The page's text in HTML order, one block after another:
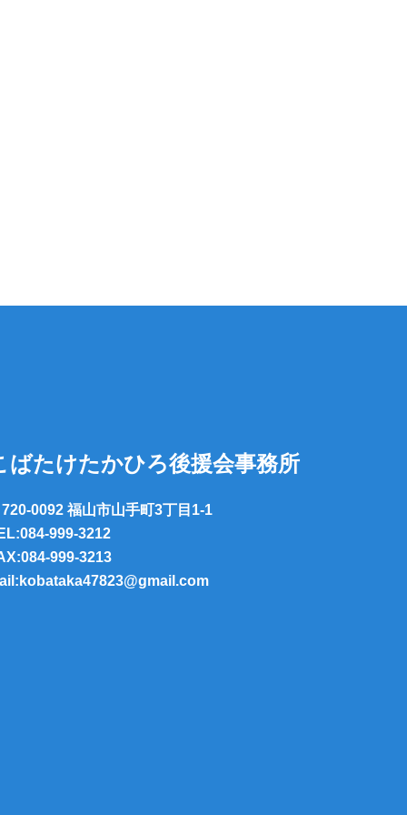
ばたけたかひろ後援会事務所
720-0092 福山市山手町3丁目1-1
999-3212
999-3213